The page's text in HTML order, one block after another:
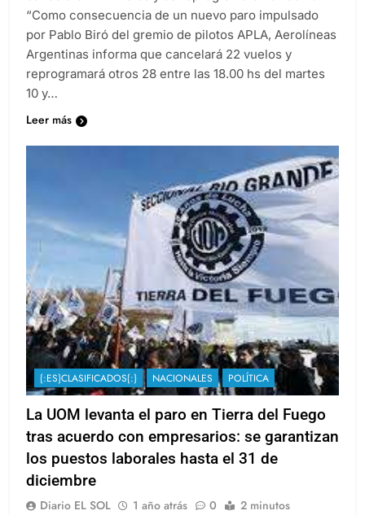
“Como consecuencia de un nuevo paro impulsado
por Pablo Biró del gremio de pilotos APLA, Aerolíneas
Argentinas informa que cancelará 22 vuelos y
reprogramará otros 28 entre las 18.00 hs del martes
10 y…
Leer más
{:ES}CLASIFICADOS{:} NACIONALES POLÍTICA
La UOM levanta el paro en Tierra del Fuego
tras acuerdo con empresarios: se garantizan
los puestos laborales hasta el 31 de
diciembre
Diario EL SOL 1 año atrás 0 2 minutos